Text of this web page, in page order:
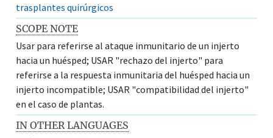
trasplantes quirúrgicos
SCOPE NOTE
Usar para referirse al ataque inmunitario de un injerto
hacia un huésped; USAR "rechazo del injerto" para
referirse a la respuesta inmunitaria del huésped hacia un
injerto incompatible; USAR "compatibilidad del injerto"
en el caso de plantas.
IN OTHER LANGUAGES